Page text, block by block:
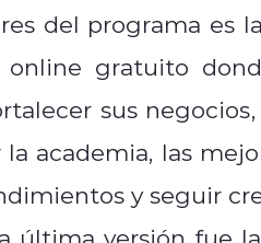
del programa es
gratuito
sus
academia, las
y seguir